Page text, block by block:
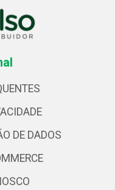
DE DADOS